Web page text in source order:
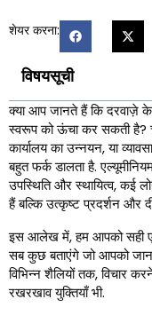
शेयर करना:
विषयसूची
क्या आप जानते हैं कि दरवाज़े
स्वरूप को ऊंचा कर सकती है?
कार्यालय का उन्नयन, या
बहुत फर्क डालता है.
उपस्थिति और स्थायित्व, कई
हैं बल्कि उत्कृष्ट प्रदर्शन और
इस आलेख में, हम आपको सही
सब कुछ बताएंगे जो आपको
विभिन्न शैलियों तक, विचार
रखरखाव युक्तियाँ भी.